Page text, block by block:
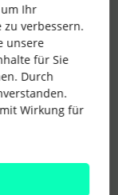
für mehrer
wesentlich
Ihr
verbessern.
unsere
für Sie
Durch
Wirkung für